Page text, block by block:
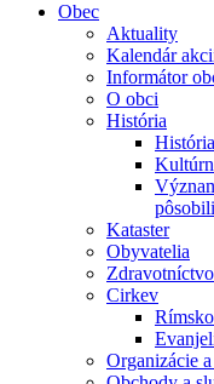
Obec
Aktuality
Kalendár
Informátor
O obci
História
História
pôsobili
Kataster
Obyvatelia
Cirkev
Organizácie